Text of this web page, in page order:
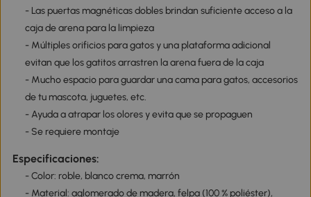
- Las puertas magnéticas dobles brindan suficiente acceso a la
caja de arena para la limpieza
- Múltiples orificios para gatos y una plataforma adicional
evitan que los gatitos arrastren la arena fuera de la caja
- Mucho espacio para guardar una cama para gatos, accesorios
de tu mascota, juguetes, etc.
- Ayuda a atrapar los olores y evita que se propaguen
- Se requiere montaje
Especificaciones:
- Color: roble, blanco crema, marrón
- Material: aglomerado de madera, felpa (100 % poliéster),